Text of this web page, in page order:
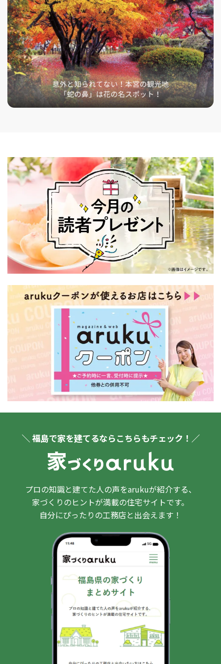
＼ 福島で家を建てるならこちらもチェック！／
プロの知識と建てた人の声をarukuが紹介する、
家づくりのヒントが満載の住宅サイトです。
自分にぴったりの工務店と出会えます！